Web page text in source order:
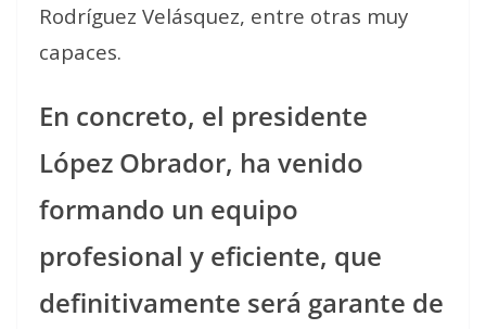
Rodríguez Velásquez, entre otras muy
capaces.
En concreto, el presidente
López Obrador, ha venido
formando un equipo
profesional y eficiente, que
definitivamente será garante de